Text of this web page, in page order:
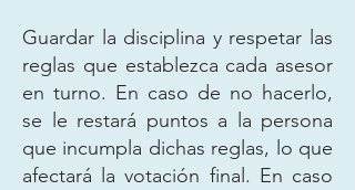
Guardar la disciplina y respetar las
reglas que establezca cada asesor
en turno. En caso de no hacerlo,
se le restará puntos a la persona
que incumpla dichas reglas, lo que
afectará la votación final. En caso